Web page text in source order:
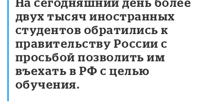
двух тысяч иностранных
студентов обратились к
правительству России с
просьбой позволить им
въехать в РФ с целью
обучения.